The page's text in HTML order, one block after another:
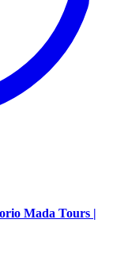
Mada Tours |